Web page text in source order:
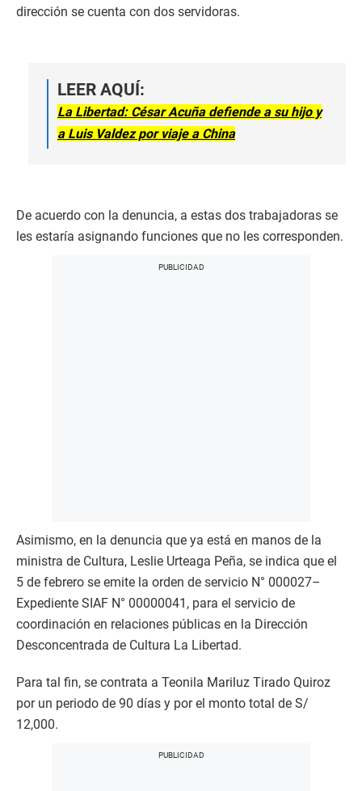
dirección se cuenta con dos servidoras.
LEER AQUÍ:
La Libertad: César Acuña defiende a su hijo y
a Luis Valdez por viaje a China
De acuerdo con la denuncia, a estas dos trabajadoras se
les estaría asignando funciones que no les corresponden.
Asimismo, en la denuncia que ya está en manos de la
ministra de Cultura, Leslie Urteaga Peña, se indica que el
5 de febrero se emite la orden de servicio N° 000027–
Expediente SIAF N° 00000041, para el servicio de
coordinación en relaciones públicas en la Dirección
Desconcentrada de Cultura La Libertad.
Para tal fin, se contrata a Teonila Mariluz Tirado Quiroz
por un periodo de 90 días y por el monto total de S/
12,000.